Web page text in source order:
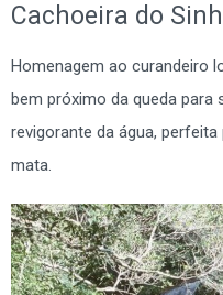
Cachoeira do
Homenagem ao curandeiro
bem próximo da queda para
revigorante da água,
mata.